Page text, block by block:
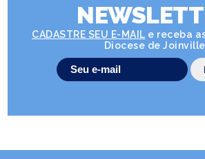
CADASTRE SEU E-MAIL e receba
Diocese de Joinville